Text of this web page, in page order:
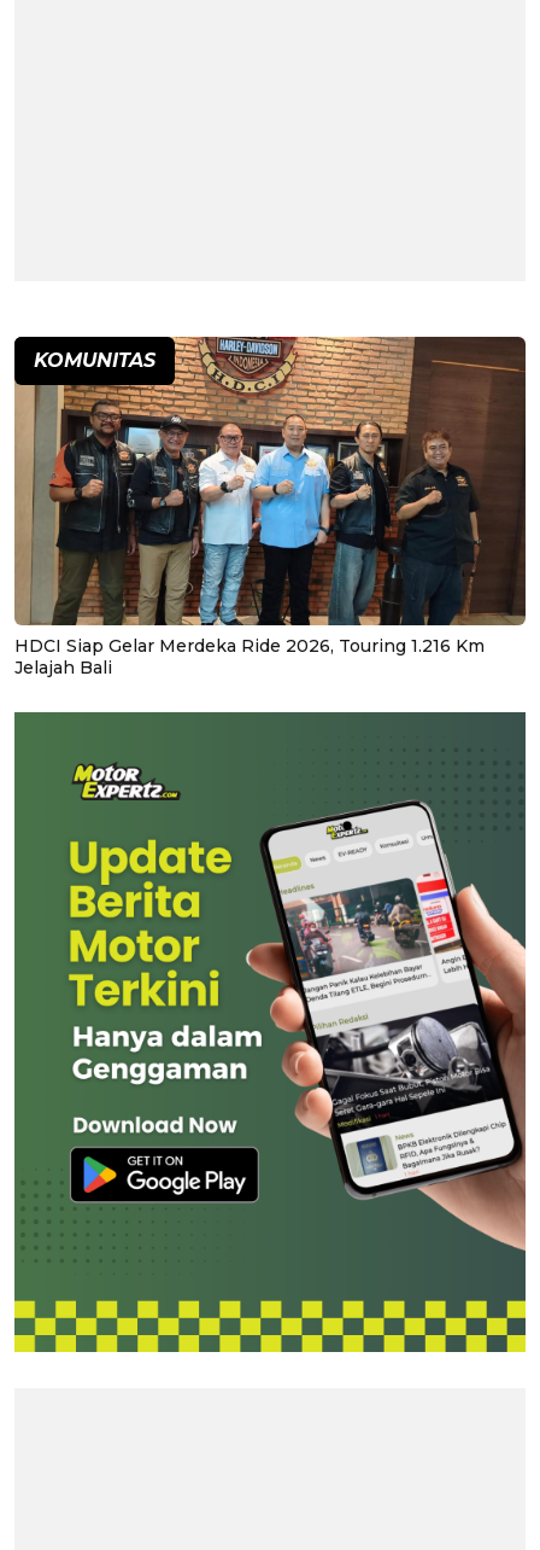
KOMUNITAS
HDCI Siap Gelar Merdeka Ride 2026, Touring 1.216 Km
Jelajah Bali